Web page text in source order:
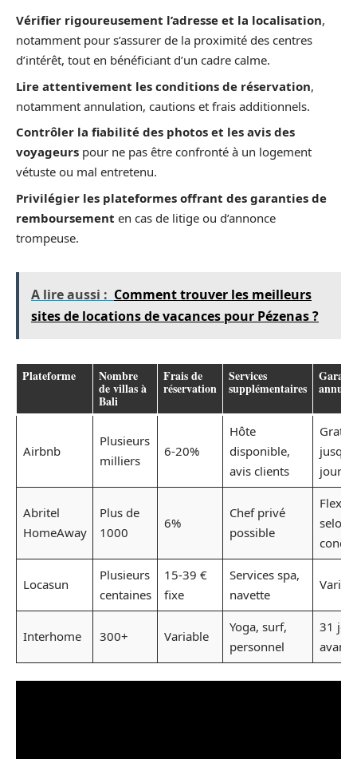
Vérifier rigoureusement l’adresse et la localisation,
notamment pour s’assurer de la proximité des centres
d’intérêt, tout en bénéficiant d’un cadre calme.
Lire attentivement les conditions de réservation,
notamment annulation, cautions et frais additionnels.
Contrôler la fiabilité des photos et les avis des
voyageurs pour ne pas être confronté à un logement
vétuste ou mal entretenu.
Privilégier les plateformes offrant des garanties de
remboursement en cas de litige ou d’annonce
trompeuse.
A lire aussi : Comment trouver les meilleurs
sites de locations de vacances pour Pézenas ?
Plateforme Nombre
de villas à
Bali
Frais de
réservation
Services
supplémentaires
Airbnb
Plusieurs
milliers
6-20%
Hôte
disponible,
avis clients
jours
Abritel
HomeAway
Plus de
1000
6%
Chef privé
possible
selon
Locasun
Plusieurs
centaines
15-39 €
fixe
Services spa,
navette
Interhome 300+ Variable
Yoga, surf,
personnel
31
avant